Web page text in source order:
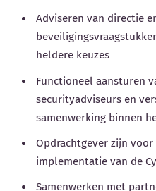
Adviseren van directie
heldere keuzes
Functioneel aansturen
securityadviseurs en
samenwerking binnen
Opdrachtgever zijn voor
implementatie van de
Samenwerken met